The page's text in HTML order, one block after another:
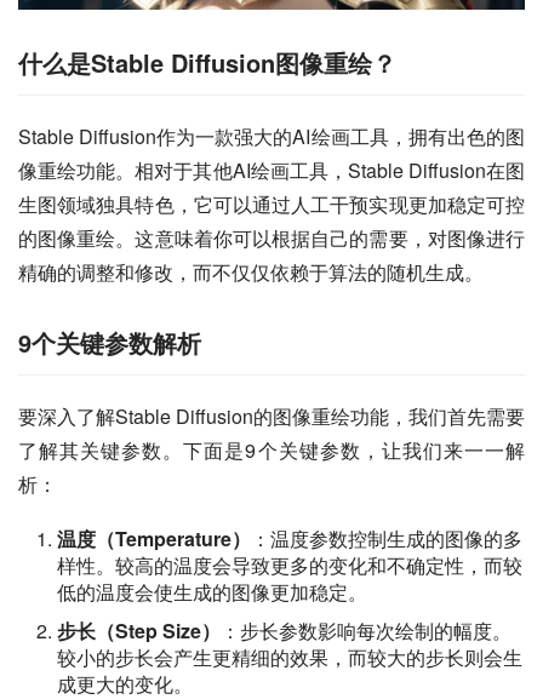
什么是Stable Diffusion图像重绘？
Stable Diffusion作为一款强大的AI绘画工具，拥有出色的图
像重绘功能。相对于其他AI绘画工具，Stable Diffusion在图
生图领域独具特色，它可以通过人工干预实现更加稳定可控
的图像重绘。这意味着你可以根据自己的需要，对图像进行
精确的调整和修改，而不仅仅依赖于算法的随机生成。
9个关键参数解析
要深入了解Stable Diffusion的图像重绘功能，我们首先需要
了解其关键参数。下面是9个关键参数，让我们来一一解
析：
温度（Temperature）
：温度参数控制生成的图像的多
样性。较高的温度会导致更多的变化和不确定性，而较
低的温度会使生成的图像更加稳定。
步长（Step Size）
：步长参数影响每次绘制的幅度。
较小的步长会产生更精细的效果，而较大的步长则会生
成更大的变化。